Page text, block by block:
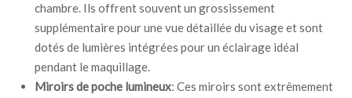
chambre. Ils offrent souvent un grossissement
supplémentaire pour une vue détaillée du visage et sont
dotés de lumières intégrées pour un éclairage idéal
pendant le maquillage.
Miroirs de poche lumineux: Ces miroirs sont extrêmement